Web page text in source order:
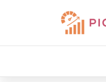
contenido
Picayune Chamber